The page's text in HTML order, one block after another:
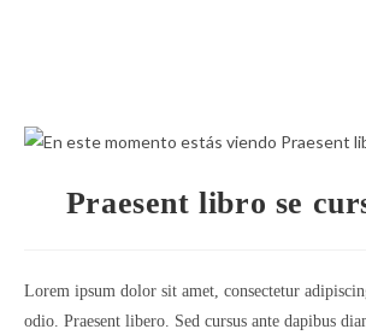
Praesent libro se
Lorem ipsum dolor sit amet, consectetur
odio. Praesent libero. Sed cursus ante dapibus